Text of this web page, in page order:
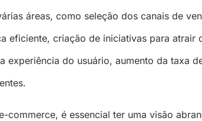
áreas, como seleção dos canais de
eficiente, criação de iniciativas para atrair
experiência do usuário, aumento da taxa
commerce, é essencial ter uma visão